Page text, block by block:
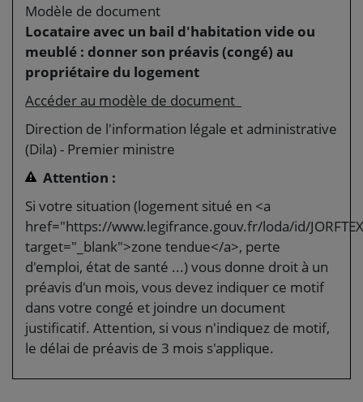
Modèle de document
Locataire avec un bail d'habitation vide ou
meublé : donner son préavis (congé) au
propriétaire du logement
Accéder au modèle de document
Direction de l'information légale et administrative
(Dila) - Premier ministre
Attention :
Si votre situation (logement situé en <a
href="https://www.legifrance.gouv.fr/loda/id/
target="_blank">zone tendue</a>, perte
d'emploi, état de santé ...) vous donne droit à un
préavis d'un mois, vous devez indiquer ce motif
dans votre congé et joindre un document
justificatif. Attention, si vous n'indiquez de motif,
le délai de préavis de 3 mois s'applique.